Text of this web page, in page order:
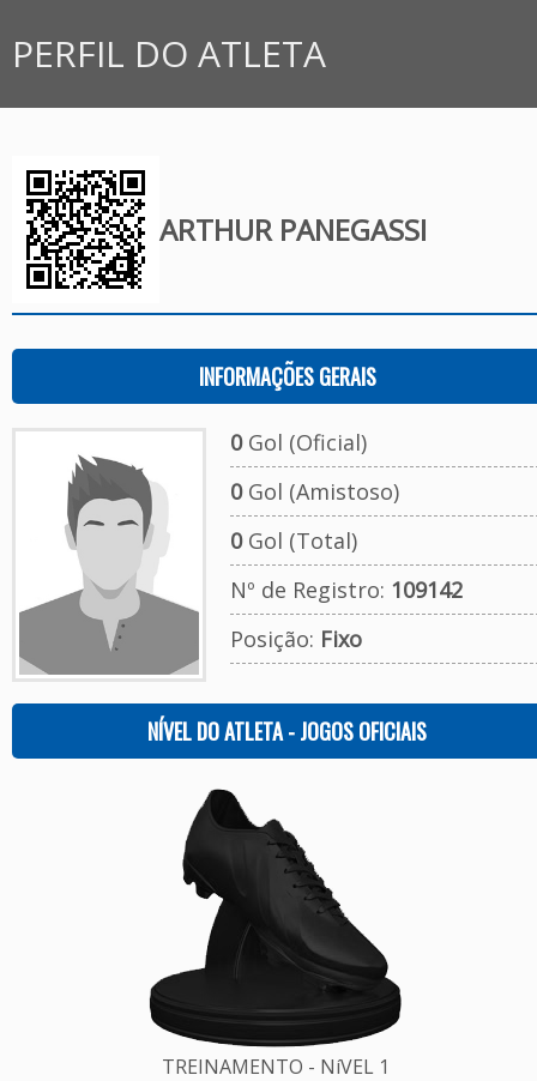
PERFIL DO ATLETA
ARTHUR PANEGASSI
INFORMAÇÕES GERAIS
0Gol (Oficial)
0Gol (Amistoso)
0Gol (Total)
Nº de Registro: 109142
Posição: Fixo
NÍVEL DO ATLETA - JOGOS OFICIAIS
TREINAMENTO - NíVEL 1